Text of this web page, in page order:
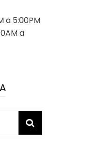
a 5:00PM
a